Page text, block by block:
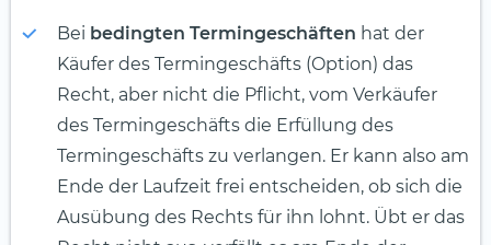
Bei bedingten Termingeschäften hat der
Käufer des Termingeschäfts (Option) das
Recht, aber nicht die Pflicht, vom Verkäufer
des Termingeschäfts die Erfüllung des
Termingeschäfts zu verlangen. Er kann also am
Ende der Laufzeit frei entscheiden, ob sich die
Ausübung des Rechts für ihn lohnt. Übt er das